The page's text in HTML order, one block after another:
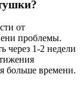
от
проблемы.
через 1-2 недели
больше времени.